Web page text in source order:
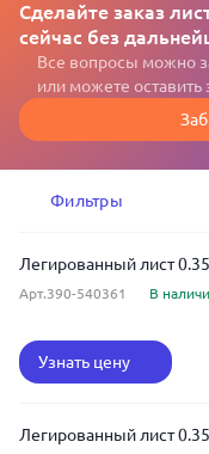
Сделайте заказ
сейчас без
Все вопросы можно
или можете оставить
Фильтры
Легированный лист
Арт.390-540361 В
Узнать цену
Легированный лист